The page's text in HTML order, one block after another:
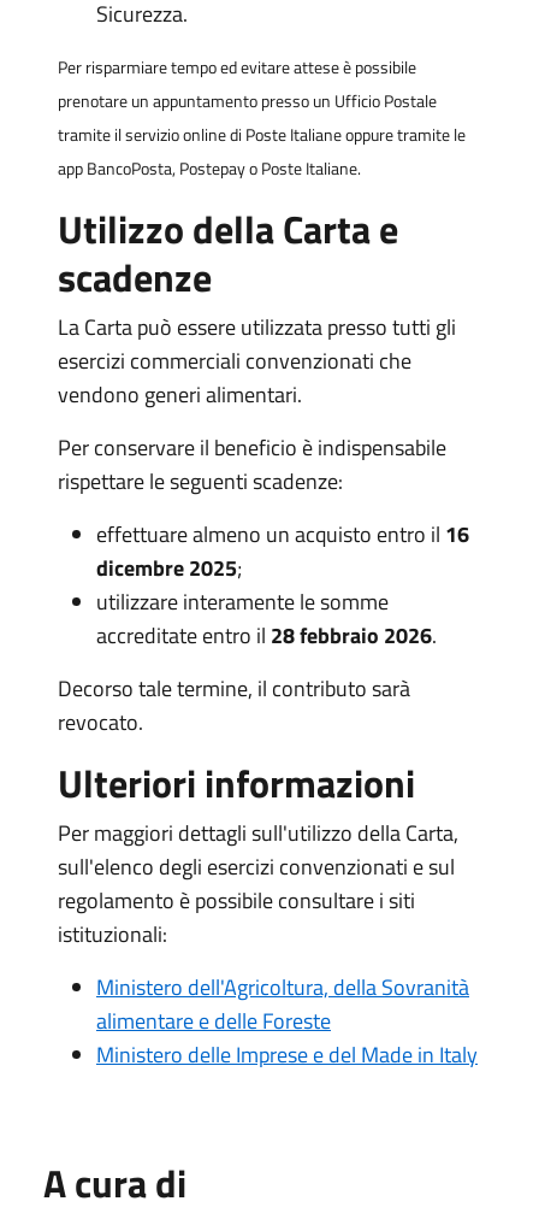
Sicurezza.
Per risparmiare tempo ed evitare attese è possibile
prenotare un appuntamento presso un Ufficio Postale
tramite il servizio online di Poste Italiane oppure tramite le
app BancoPosta, Postepay o Poste Italiane.
Utilizzo della Carta e
scadenze
La Carta può essere utilizzata presso tutti gli
esercizi commerciali convenzionati che
vendono generi alimentari.
Per conservare il beneficio è indispensabile
rispettare le seguenti scadenze:
effettuare almeno un acquisto entro il 16
dicembre 2025;
utilizzare interamente le somme
accreditate entro il 28 febbraio 2026.
Decorso tale termine, il contributo sarà
revocato.
Ulteriori informazioni
Per maggiori dettagli sull'utilizzo della Carta,
sull'elenco degli esercizi convenzionati e sul
regolamento è possibile consultare i siti
istituzionali:
Ministero dell'Agricoltura, della Sovranità
alimentare e delle Foreste
Ministero delle Imprese e del Made in Italy
A cura di